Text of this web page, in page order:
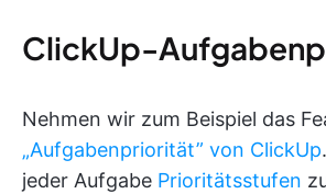
ClickUp-
Nehmen wir zum Beispiel das
„Aufgabenpriorität” von ClickUp
jeder Aufgabe Prioritätsstufen